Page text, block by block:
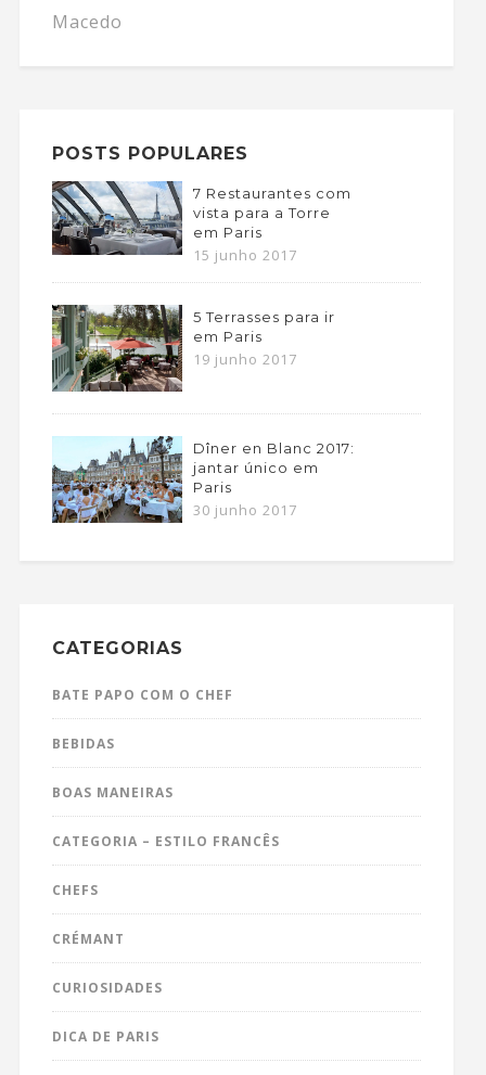
Macedo
POSTS POPULARES
7 Restaurantes com
vista para a Torre
em Paris
15 junho 2017
5 Terrasses para ir
em Paris
19 junho 2017
Dîner en Blanc 2017:
jantar único em
Paris
30 junho 2017
CATEGORIAS
BATE PAPO COM O CHEF
BEBIDAS
BOAS MANEIRAS
CATEGORIA – ESTILO FRANCÊS
CHEFS
CRÉMANT
CURIOSIDADES
DICA DE PARIS